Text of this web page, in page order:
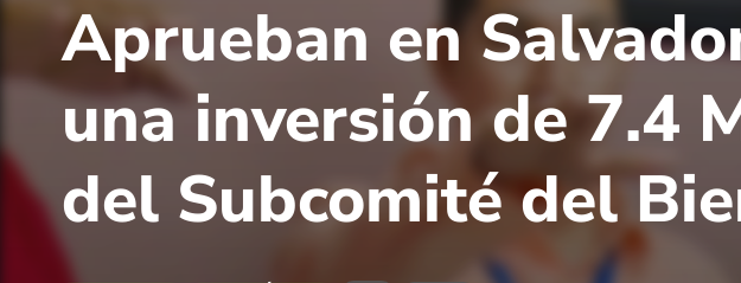
Aprueban en
una inversión de 7.4
del Subcomité del